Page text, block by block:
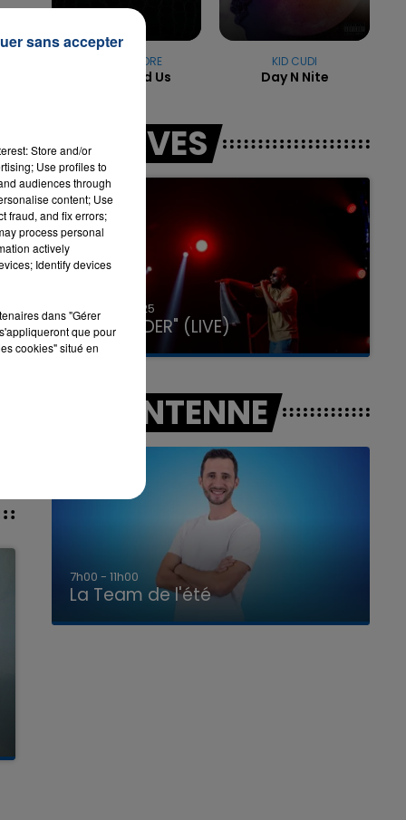
7h00 - 11h00
LA TEAM DE L'ÉTÉ
MACKLEMORE
Can't Hold Us
KID CUDI
Day N Nite
LES LIVES
31 janvier 2025
GIMS "SPIDER" (LIVE)
A L'ANTENNE
7h00 - 11h00
La Team de l'été
Store and/or
Use profiles to
audiences through
content; Use
fraud, and fix errors;
process personal
actively
Identify devices
dans "Gérer
que pour
cookies" situé en
sans accepter